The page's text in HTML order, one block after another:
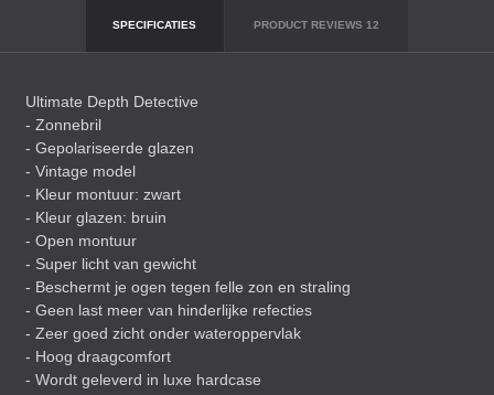
SPECIFICATIES PRODUCT REVIEWS 12
Ultimate Depth Detective
- Zonnebril
- Gepolariseerde glazen
- Vintage model
- Kleur montuur: zwart
- Kleur glazen: bruin
- Open montuur
- Super licht van gewicht
- Beschermt je ogen tegen felle zon en straling
- Geen last meer van hinderlijke refecties
- Zeer goed zicht onder wateroppervlak
- Hoog draagcomfort
- Wordt geleverd in luxe hardcase